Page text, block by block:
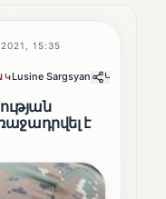
15:35
Lusine Sargsyan Կիսվել
է